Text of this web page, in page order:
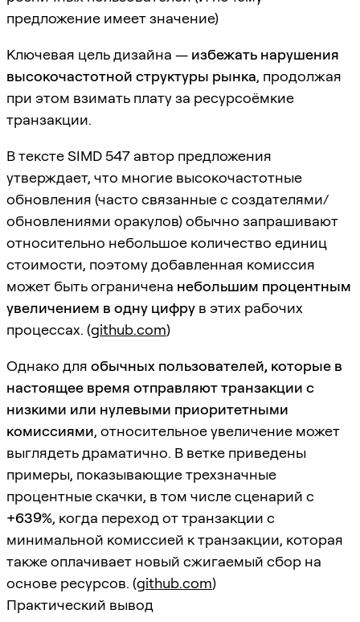
предложение имеет значение)
Ключевая цель дизайна — избежать нарушения
высокочастотной структуры рынка, продолжая
при этом взимать плату за ресурсоёмкие
транзакции.
В тексте SIMD 547 автор предложения
утверждает, что многие высокочастотные
обновления (часто связанные с создателями/
обновлениями оракулов) обычно запрашивают
относительно небольшое количество единиц
стоимости, поэтому добавленная комиссия
может быть ограничена небольшим процентным
увеличением в одну цифру в этих рабочих
процессах. (github.com)
Однако для обычных пользователей, которые в
настоящее время отправляют транзакции с
низкими или нулевыми приоритетными
комиссиями, относительное увеличение может
выглядеть драматично. В ветке приведены
примеры, показывающие трехзначные
процентные скачки, в том числе сценарий с
+639%, когда переход от транзакции с
минимальной комиссией к транзакции, которая
также оплачивает новый сжигаемый сбор на
основе ресурсов. (github.com)
Практический вывод